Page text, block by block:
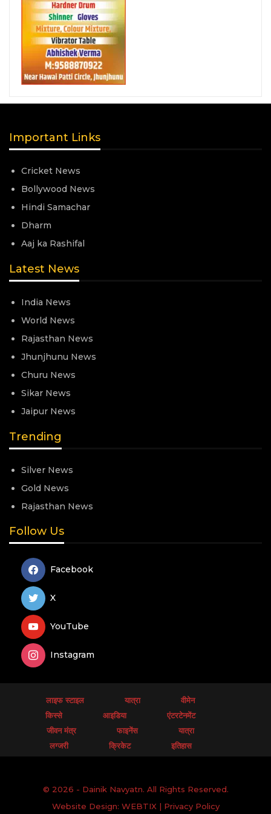
Important Links
Cricket News
Bollywood News
Hindi Samachar
Dharm
Aaj ka Rashifal
Latest News
India News
World News
Rajasthan News
Jhunjhunu News
Churu News
Sikar News
Jaipur News
Trending
Silver News
Gold News
Rajasthan News
Follow Us
Facebook
X
YouTube
Instagram
लाइफ स्टाइल यात्रा
वीमेन
किस्से
आइडिया
एंटरटेनमेंट
जीवन मंत्र
फाइनेंस
यात्रा
लग्जरी
क्रिकेट इतिहास
© 2026 - Dainik Navyatn. All Rights Reserved.
Website Design: WEBTIX| Privacy Policy